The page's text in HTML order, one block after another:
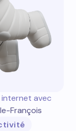
avec
François